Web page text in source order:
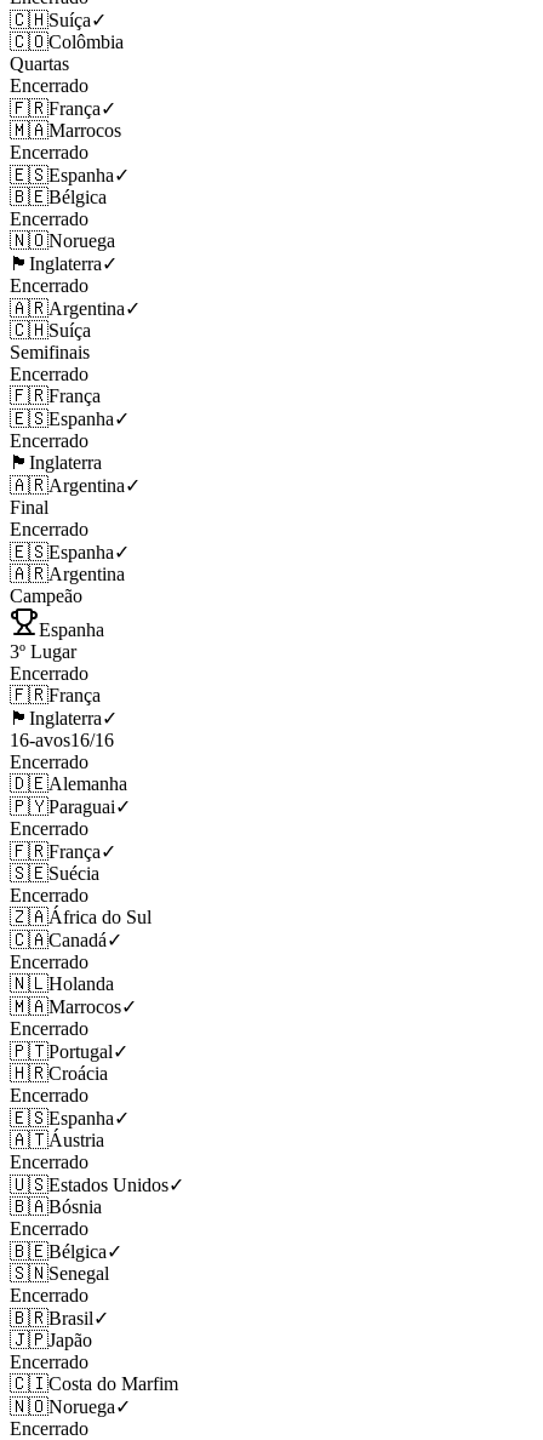
🇨🇭Suíça✓
🇨🇴Colômbia
Quartas
Encerrado
🇫🇷França✓
🇲🇦Marrocos
Encerrado
🇪🇸Espanha✓
🇧🇪Bélgica
Encerrado
🇳🇴Noruega
🏴󠁧󠁢󠁥󠁮󠁧󠁿 Inglaterra✓
Encerrado
🇦🇷Argentina✓
🇨🇭Suíça
Semifinais
Encerrado
🇫🇷França
🇪🇸Espanha✓
Encerrado
🏴󠁧󠁢󠁥󠁮󠁧󠁿 Inglaterra
🇦🇷Argentina✓
Final
Encerrado
🇪🇸Espanha✓
🇦🇷Argentina
Campeão
Espanha
3º Lugar
Encerrado
🇫🇷França
🏴󠁧󠁢󠁥󠁮󠁧󠁿 Inglaterra✓
16-avos16/16
Encerrado
🇩🇪Alemanha
🇵🇾Paraguai✓
Encerrado
🇫🇷França✓
🇸🇪Suécia
Encerrado
🇿🇦África do Sul
🇨🇦Canadá✓
Encerrado
🇳🇱Holanda
🇲🇦Marrocos✓
Encerrado
🇵🇹Portugal✓
🇭🇷Croácia
Encerrado
🇪🇸Espanha✓
🇦🇹Áustria
Encerrado
🇺🇸Estados Unidos✓
🇧🇦Bósnia
Encerrado
🇧🇪Bélgica✓
🇸🇳Senegal
Encerrado
🇧🇷Brasil✓
🇯🇵Japão
Encerrado
🇨🇮Costa do Marfim
🇳🇴Noruega✓
Encerrado